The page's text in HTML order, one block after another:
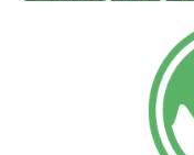
獲任何單位之推薦資
建署說明，評選作業
原則；複選階段則進
級」、「地方級」及
要濕地分布圖」，展